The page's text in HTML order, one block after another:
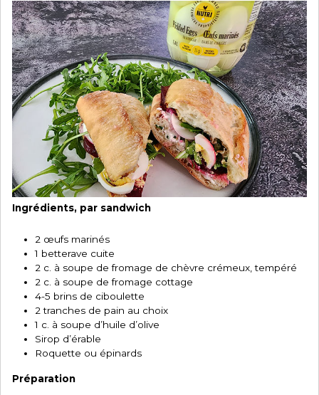
Ingrédients, par sandwich
2 œufs marinés
1 betterave cuite
2 c. à soupe de fromage de chèvre crémeux, tempéré
2 c. à soupe de fromage cottage
4-5 brins de ciboulette
2 tranches de pain au choix
1 c. à soupe d’huile d’olive
Sirop d’érable
Roquette ou épinards
Préparation